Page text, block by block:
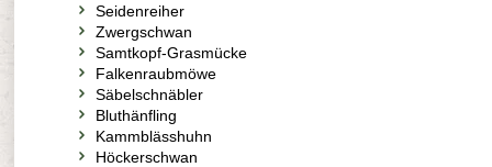
Seidenreiher
Zwergschwan
Samtkopf-Grasmücke
Falkenraubmöwe
Säbelschnäbler
Bluthänfling
Kammblässhuhn
Höckerschwan